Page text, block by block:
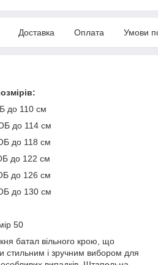
Доставка Оплата Умови
до 110 см
до 114 см
до 118 см
до 122 см
до 126 см
до 130 см
50
батал вільного крою, що
стильним і зручним вибором для